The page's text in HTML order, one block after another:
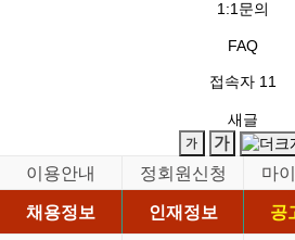
1:1문의
FAQ
접속자 11
새글
이용안내 정회원신청 마
채용정보
인재정보 공